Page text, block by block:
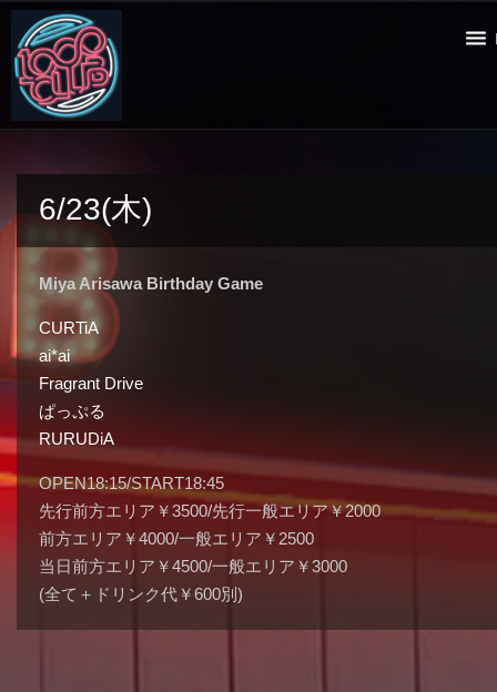
6/23(木)
Miya Arisawa Birthday Game
CURTiA
ai*ai
Fragrant Drive
ぱっぷる
RURUDiA
OPEN18:15/START18:45
先行前方エリア￥3500/先行一般エリア￥2000
前方エリア￥4000/一般エリア￥2500
当日前方エリア￥4500/一般エリア￥3000
(全て＋ドリンク代￥600別)